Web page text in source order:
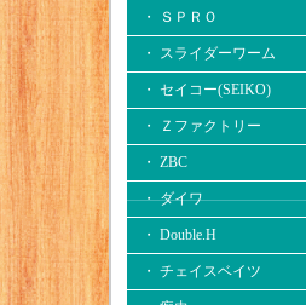
・ ＳＰＲＯ
・ スライダーワーム
・ セイコー(SEIKO)
・ Ｚファクトリー
・ ZBC
・ ダイワ
・ Double.H
・ チェイスベイツ